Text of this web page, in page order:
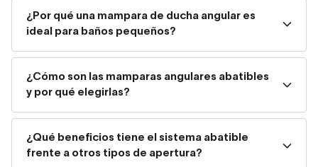
abatible y por qué elegirla?
Las mamparas angulares abatibles están formadas
pueden combinarse con paneles fijos, creando
de ducha cuadrados o rectangulares colocados en
esquina, una solución cada vez más común en reformas
modernas.
¿Por qué una mampara de ducha angular es
ideal para baños pequeños?
¿Cómo son las mamparas angulares abatibles
y por qué elegirlas?
¿Qué beneficios tiene el sistema abatible
frente a otros tipos de apertura?